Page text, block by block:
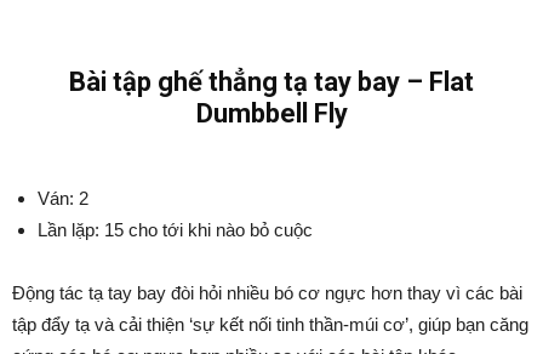
Bài tập ghế thẳng tạ tay bay – Flat
Dumbbell Fly
Ván: 2
Lần lặp: 15 cho tới khi nào bỏ cuộc
Động tác tạ tay bay đòi hỏi nhiều bó cơ ngực hơn thay vì các bài
tập đẩy tạ và cải thiện ‘sự kết nối tinh thần-múi cơ’, giúp bạn căng